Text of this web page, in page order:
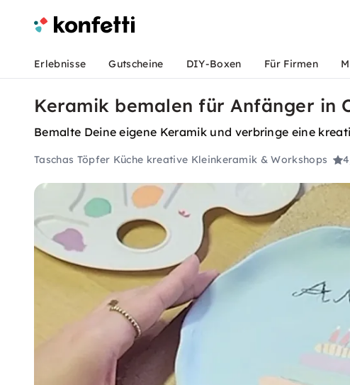
Erlebnisse Gutscheine DIY-Boxen Für Firmen
Keramik bemalen für Anfänger in
Bemalte Deine eigene Keramik und verbringe eine
Taschas Töpfer Küche kreative Kleinkeramik & Workshops